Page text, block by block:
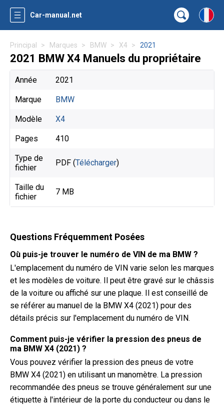
Car-manual.net
Principal Marques BMW X4 2021
2021 BMW X4 Manuels du propriétaire
Année 2021
Marque BMW
Modèle X4
Pages 410
Type de
fichier
PDF (Télécharger)
Taille du
fichier
7 MB
Questions Fréquemment Posées
Où puis-je trouver le numéro de VIN de ma BMW ?
L'emplacement du numéro de VIN varie selon les marques
et les modèles de voiture. Il peut être gravé sur le châssis
de la voiture ou affiché sur une plaque. Il est conseillé de
se référer au manuel de la BMW X4 (2021) pour des
détails précis sur l'emplacement du numéro de VIN.
Comment puis-je vérifier la pression des pneus de
ma BMW X4 (2021) ?
Vous pouvez vérifier la pression des pneus de votre
BMW X4 (2021) en utilisant un manomètre. La pression
recommandée des pneus se trouve généralement sur une
étiquette à l'intérieur de la porte du conducteur ou dans le